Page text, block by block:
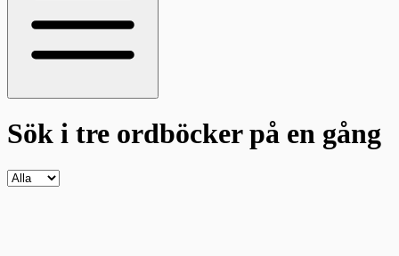
Sök i tre ordböckerpå en gång